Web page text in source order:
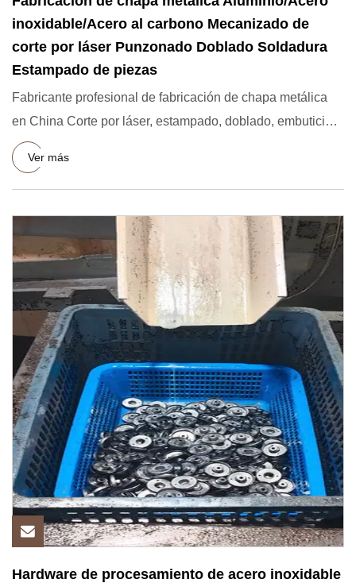
inoxidable/Acero al carbono Mecanizado de
corte por láser Punzonado Doblado Soldadura
Estampado de piezas
Fabricante profesional de fabricación de chapa metálica
en China Corte por láser, estampado, doblado, embutición
profund
Ver más
Hardware de procesamiento de acero inoxidable